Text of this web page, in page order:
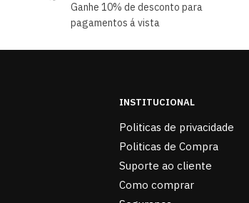
Ganhe 10% de desconto para
pagamentos á vista
INSTITUCIONAL
Politicas de privacidade
Politicas de Compra
Suporte ao cliente
Como comprar